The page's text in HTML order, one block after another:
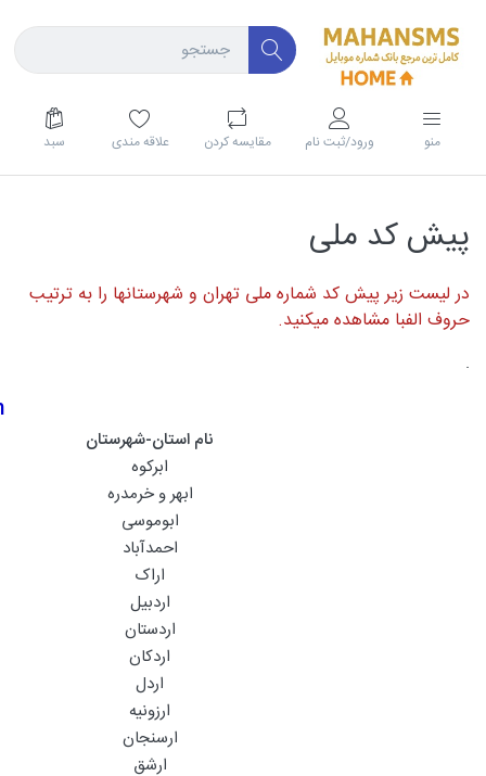
منو ورود/ثبت نام مقايسه كردن علاقه مندی سبد
پیش کد ملی
در لیست زیر پیش کد شماره ملی تهران و شهرستانها را به ترتیب
حروف الفبا مشاهده میکنید.
.
نام استان-شهرستان
ابرکوه
ابهر و خرمدره
ابوموسی
احمدآباد
اراک
اردبیل
اردستان
اردکان
اردل
ارزونیه
ارسنجان
ارشق